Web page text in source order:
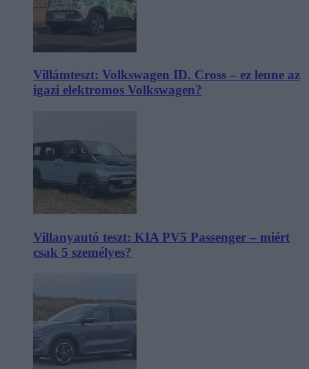
Villámteszt: Volkswagen ID. Cross – ez lenne az
igazi elektromos Volkswagen?
Villanyautó teszt: KIA PV5 Passenger – miért
csak 5 személyes?